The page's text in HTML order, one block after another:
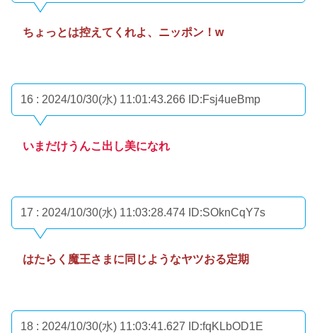
ちょっとは控えてくれよ、ニッポン！w
16 : 2024/10/30(水) 11:01:43.266 ID:Fsj4ueBmp
いまだけうんこ出し美になれ
17 : 2024/10/30(水) 11:03:28.474 ID:SOknCqY7s
はたらく魔王さまに同じようなヤツおる定期
18 : 2024/10/30(水) 11:03:41.627 ID:fqKLbOD1E